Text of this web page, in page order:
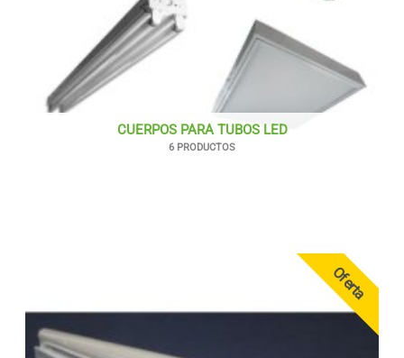
CUERPOS PARA TUBOS LED
6 PRODUCTOS
Oferta